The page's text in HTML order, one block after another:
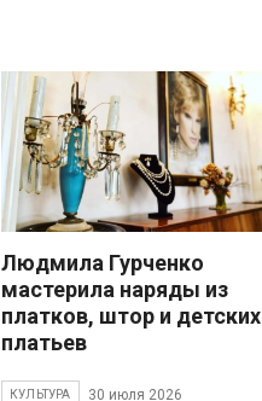
Людмила Гурченко
мастерила наряды из
платков, штор и детских
платьев
КУЛЬТУРА 30 июля 2026